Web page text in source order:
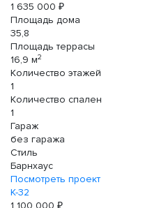
1 635 000 ₽
Площадь дома
35,8
Площадь террасы
16,9 м2
Количество этажей
1
Количество спален
1
Гараж
без гаража
Стиль
Барнхаус
Посмотреть проект
К-32
1 100 000 ₽